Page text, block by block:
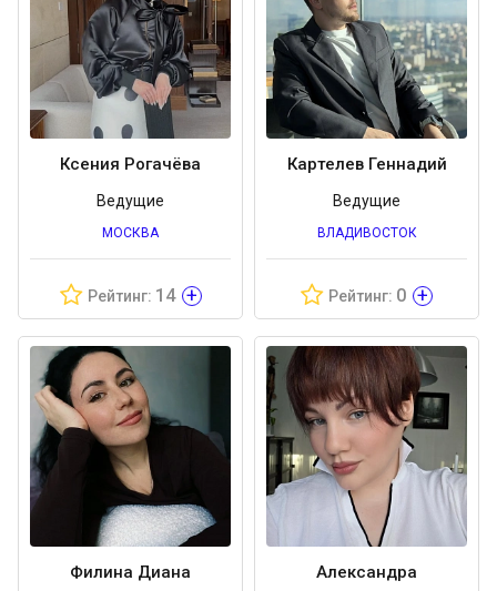
Ксения Рогачёва
Ведущие
МОСКВА
Рейтинг: 14 +
Картелев Геннадий
Ведущие
ВЛАДИВОСТОК
Рейтинг: 0 +
Филина Диана Александра